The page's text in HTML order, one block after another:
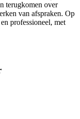
terugkomen over
van afspraken. Op
professioneel, met